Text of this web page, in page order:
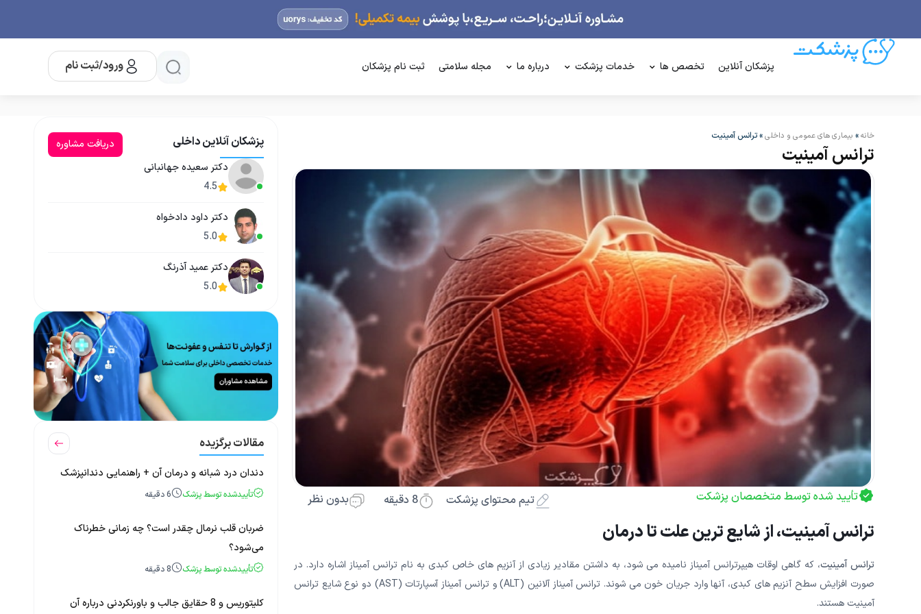
پزشکان آنلاین تخصص ها خدمات پزشکت درباره ما مجله سلامتی ثبت نام پزشکان ورود/ثبت نام
خانه» بیماری های عمومی و داخلی»ترانس آمینیت
ترانس آمینیت
تأیید شده توسط متخصصان پزشکت تیم محتوای پزشکت 8 دقیقه بدون نظر
ترانس آمینیت، از شایع ترین علت تا درمان
ترانس آمینیت، که گاهی اوقات هیپرترانس آمیناز نامیده می شود، به داشتن مقادیر زیادی از آنزیم های خاص کبدی به نام ترانس آمیناز اشاره دارد. در
صورت افزایش سطح آنزیم های کبدی، آنها وارد جریان خون می شوند. ترانس آمیناز آلانین (ALT) و ترانس آمیناز آسپارتات (AST) دو نوع شایع ترانس
آمینیت هستند.
پزشکان آنلاین داخلی
دریافت مشاوره
دکتر سعیده جهانبانی
4.5
دکتر داود دادخواه
5.0
دکتر عمید آذرنگ
5.0
مقالات برگزیده
دندان درد شبانه و درمان آن + راهنمایی دندانپزشک
تأییدشده توسط پزشک 6دقیقه
ضربان قلب نرمال چقدر است؟ چه زمانی خطرناک
می‌شود؟
تأییدشده توسط پزشک 8دقیقه
کلیتوریس و 8 حقایق جالب و باورنکردنی درباره آن